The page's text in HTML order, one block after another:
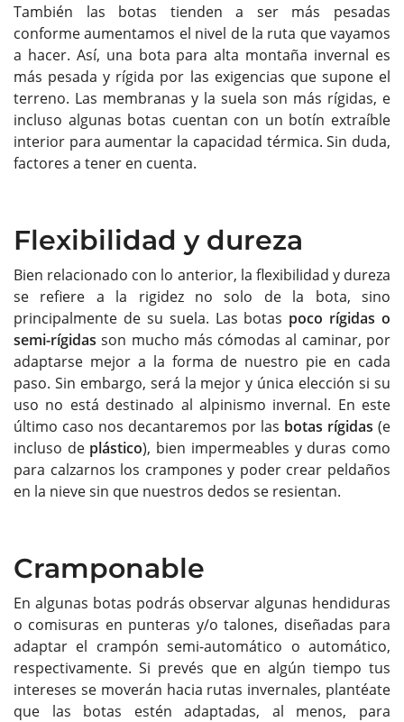
También las botas tienden a ser más pesadas
conforme aumentamos el nivel de la ruta que vayamos
a hacer. Así, una bota para alta montaña invernal es
más pesada y rígida por las exigencias que supone el
terreno. Las membranas y la suela son más rígidas, e
incluso algunas botas cuentan con un botín extraíble
interior para aumentar la capacidad térmica. Sin duda,
factores a tener en cuenta.
Flexibilidad y dureza
Bien relacionado con lo anterior, la flexibilidad y dureza
se refiere a la rigidez no solo de la bota, sino
principalmente de su suela. Las botas poco rígidas o
semi-rígidas son mucho más cómodas al caminar, por
adaptarse mejor a la forma de nuestro pie en cada
paso. Sin embargo, será la mejor y única elección si su
uso no está destinado al alpinismo invernal. En este
último caso nos decantaremos por las botas rígidas (e
incluso de plástico), bien impermeables y duras como
para calzarnos los crampones y poder crear peldaños
en la nieve sin que nuestros dedos se resientan.
Cramponable
En algunas botas podrás observar algunas hendiduras
o comisuras en punteras y/o talones, diseñadas para
adaptar el crampón semi-automático o automático,
respectivamente. Si prevés que en algún tiempo tus
intereses se moverán hacia rutas invernales, plantéate
que las botas estén adaptadas, al menos, para